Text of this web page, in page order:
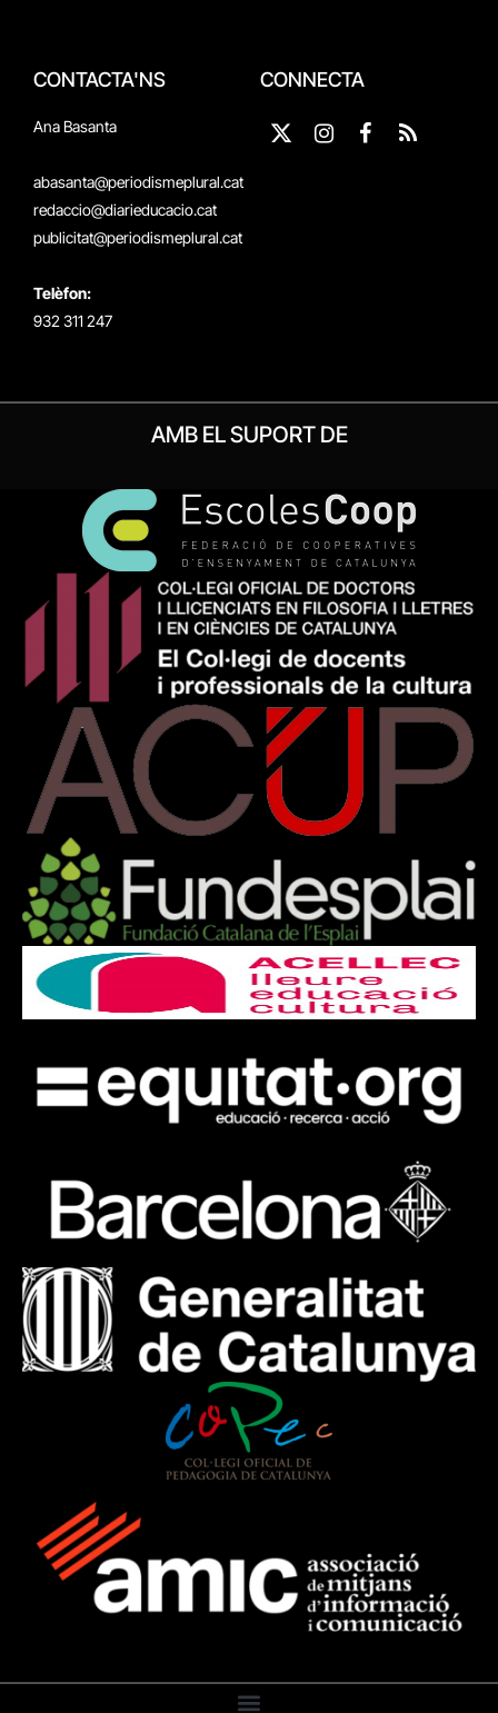
CONTACTA'NS
Ana Basanta
abasanta@periodismeplural.cat
redaccio@diarieducacio.cat
publicitat@periodismeplural.cat
Telèfon:
932 311 247
CONNECTA
X
Instagram
Facebook
RSS
AMB EL SUPORT DE